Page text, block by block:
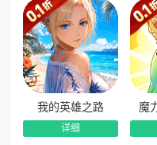
★【每日真充】登录
无压力
★【作弊神器】首充
局起飞
★【免费充值】活跃
白嫖到底
我的英雄之路
详细
魔